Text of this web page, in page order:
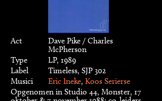
Act
Dave Pike / Charles
McPherson
Type
LP, 1989
Label
Timeless, SJP 302
Musici
Eric Ineke, Koos Serierse
Opgenomen in Studio 44, Monster, 17